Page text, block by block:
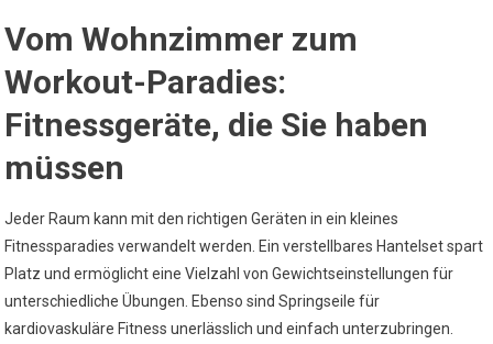
Vom Wohnzimmer zum
Workout-Paradies:
Fitnessgeräte, die Sie haben
müssen
Jeder Raum kann mit den richtigen Geräten in ein kleines
Fitnessparadies verwandelt werden. Ein verstellbares Hantelset spart
Platz und ermöglicht eine Vielzahl von Gewichtseinstellungen für
unterschiedliche Übungen. Ebenso sind Springseile für
kardiovaskuläre Fitness unerlässlich und einfach unterzubringen.